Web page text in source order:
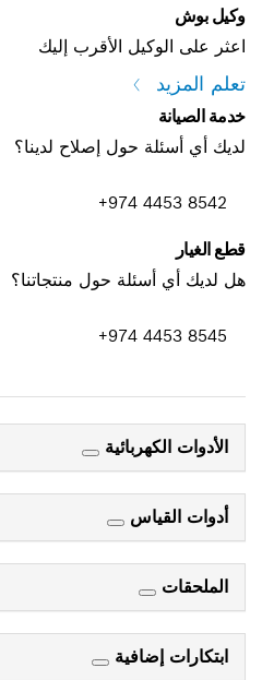
وكيل بوش
اعثر على الوكيل الأقرب إليك
تعلم المزيد
خدمة الصيانة
لديك أي أسئلة حول إصلاح لدينا؟
+974 4453 8542
قطع الغيار
هل لديك أي أسئلة حول منتجاتنا؟
+974 4453 8545
الأدوات الكهربائية
أدوات القياس
الملحقات
ابتكارات إضافية